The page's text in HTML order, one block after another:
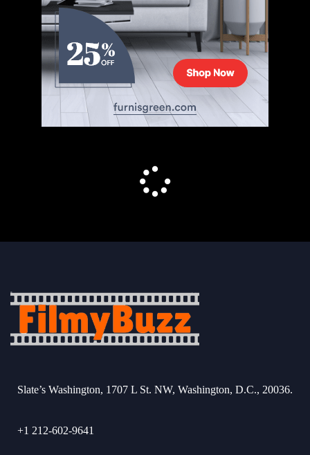
Slate’s Washington, 1707 L St. NW, Washington, D.C., 20036.
+1 212-602-9641